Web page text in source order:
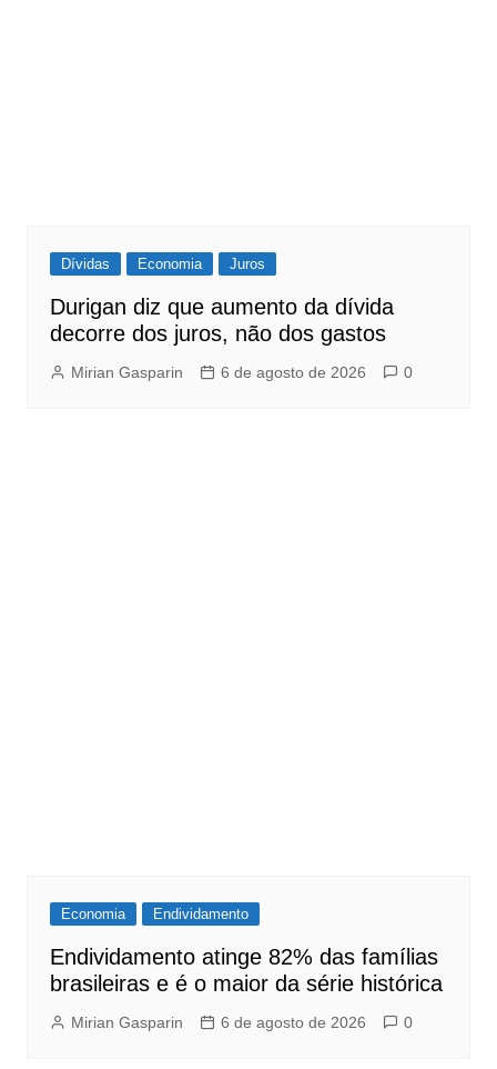
Dívidas Economia Juros
Durigan diz que aumento da dívida
decorre dos juros, não dos gastos
Mirian Gasparin 6 de agosto de 2026 0
Economia Endividamento
Endividamento atinge 82% das famílias
brasileiras e é o maior da série histórica
Mirian Gasparin 6 de agosto de 2026 0